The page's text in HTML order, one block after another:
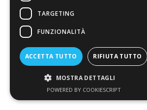
TARGETING
FUNZIONALITÀ
ACCETTA TUTTO RIFIUTA TUTTO
MOSTRA DETTAGLI
POWERED BY COOKIESCRIPT